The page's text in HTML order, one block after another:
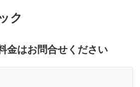
ク
金はお問合せください